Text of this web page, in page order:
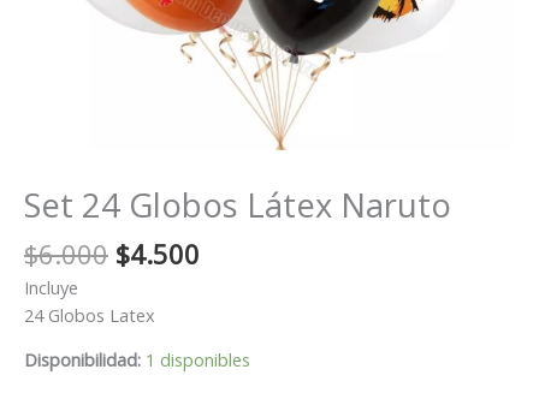
Set 24 Globos Látex Naruto
$6.000 El
original
$6.000.
$4.500
$4.500.
Incluye
24 Globos Latex
Disponibilidad: 1 disponibles